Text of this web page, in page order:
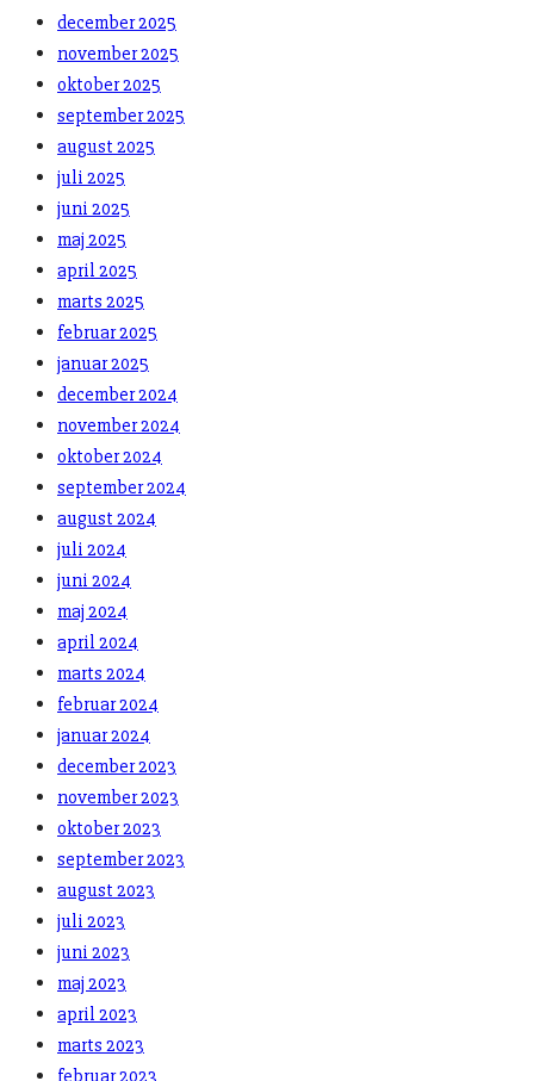
december 2025
november 2025
oktober 2025
september 2025
august 2025
juli 2025
juni 2025
maj 2025
april 2025
marts 2025
februar 2025
januar 2025
december 2024
november 2024
oktober 2024
september 2024
august 2024
juli 2024
juni 2024
maj 2024
april 2024
marts 2024
februar 2024
januar 2024
december 2023
november 2023
oktober 2023
september 2023
august 2023
juli 2023
juni 2023
maj 2023
april 2023
marts 2023
februar 2023